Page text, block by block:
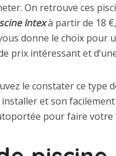
On retrouve ces
Intexà partir de 18
donne le choix pour
prix intéressant et
le constater ce type
et son
pour faire votre